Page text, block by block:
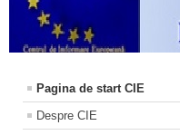
Pagina de start CIE
Despre CIE